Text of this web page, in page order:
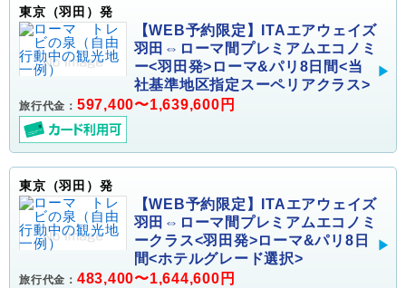
東京（羽田）発
【WEB予約限定】ITAエアウェイズ
羽田⇔ローマ間プレミアムエコノミ
ー<羽田発>ローマ&パリ8日間<当
社基準地区指定スーペリアクラス>
旅行代金： 597,400〜1,639,600円
東京（羽田）発
【WEB予約限定】ITAエアウェイズ
羽田⇔ローマ間プレミアムエコノミ
ークラス<羽田発>ローマ&パリ8日
間<ホテルグレード選択>
旅行代金： 483,400〜1,644,600円